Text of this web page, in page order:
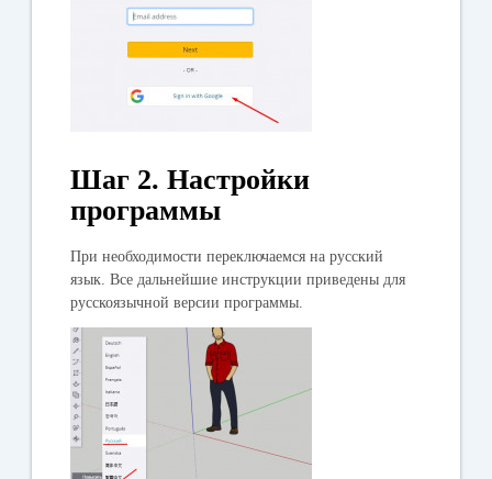
Шаг 2. Настройки
программы
При необходимости переключаемся на русский
язык. Все дальнейшие инструкции приведены для
русскоязычной версии программы.